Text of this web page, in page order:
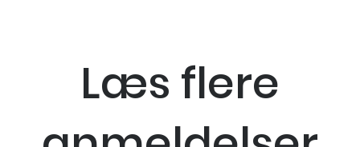
Læs flere